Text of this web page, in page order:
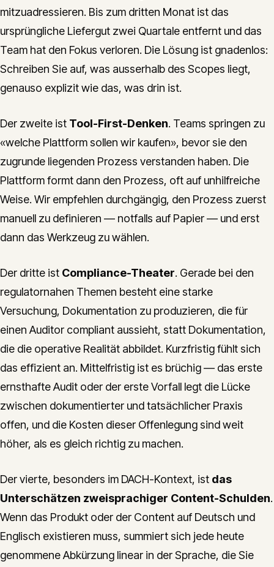
mitzuadressieren. Bis zum dritten Monat ist das
ursprüngliche Liefergut zwei Quartale entfernt und das
Team hat den Fokus verloren. Die Lösung ist gnadenlos:
Schreiben Sie auf, was ausserhalb des Scopes liegt,
genauso explizit wie das, was drin ist.
Der zweite ist Tool-First-Denken. Teams springen zu
«welche Plattform sollen wir kaufen», bevor sie den
zugrunde liegenden Prozess verstanden haben. Die
Plattform formt dann den Prozess, oft auf unhilfreiche
Weise. Wir empfehlen durchgängig, den Prozess zuerst
manuell zu definieren — notfalls auf Papier — und erst
dann das Werkzeug zu wählen.
Der dritte ist Compliance-Theater. Gerade bei den
regulatornahen Themen besteht eine starke
Versuchung, Dokumentation zu produzieren, die für
einen Auditor compliant aussieht, statt Dokumentation,
die die operative Realität abbildet. Kurzfristig fühlt sich
das effizient an. Mittelfristig ist es brüchig — das erste
ernsthafte Audit oder der erste Vorfall legt die Lücke
zwischen dokumentierter und tatsächlicher Praxis
offen, und die Kosten dieser Offenlegung sind weit
höher, als es gleich richtig zu machen.
Der vierte, besonders im DACH-Kontext, ist das
Unterschätzen zweisprachiger Content-Schulden.
Wenn das Produkt oder der Content auf Deutsch und
Englisch existieren muss, summiert sich jede heute
genommene Abkürzung linear in der Sprache, die Sie